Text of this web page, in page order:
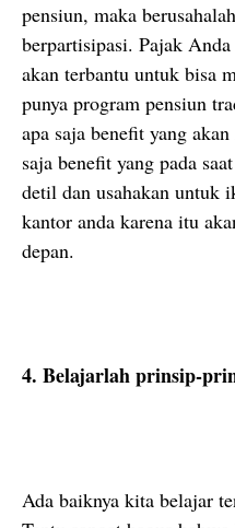
pensiun, maka
berpartisipasi. Pajak
akan terbantu untuk bisa
punya program pensiun
apa saja benefit yang
saja benefit yang pada
detil dan usahakan untuk
kantor anda karena itu
depan.
4. Belajarlah prinsip-
Ada baiknya kita belajar